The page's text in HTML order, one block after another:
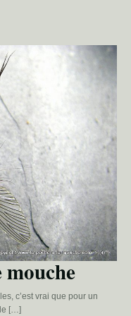
c’est vrai que pour un
[…]